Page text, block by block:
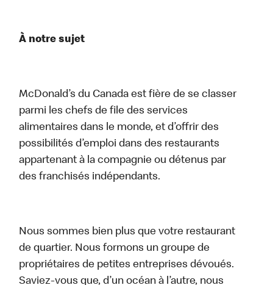
À notre sujet
McDonald’s du Canada est fière de se classer
parmi les chefs de file des services
alimentaires dans le monde, et d’offrir des
possibilités d’emploi dans des restaurants
appartenant à la compagnie ou détenus par
des franchisés indépendants.
Nous sommes bien plus que votre restaurant
de quartier. Nous formons un groupe de
propriétaires de petites entreprises dévoués.
Saviez-vous que, d’un océan à l’autre, nous